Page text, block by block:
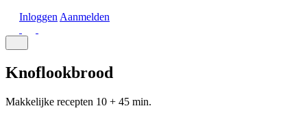
Inloggen Aanmelden
Knoflookbrood
Makkelijke recepten 10 + 45 min.